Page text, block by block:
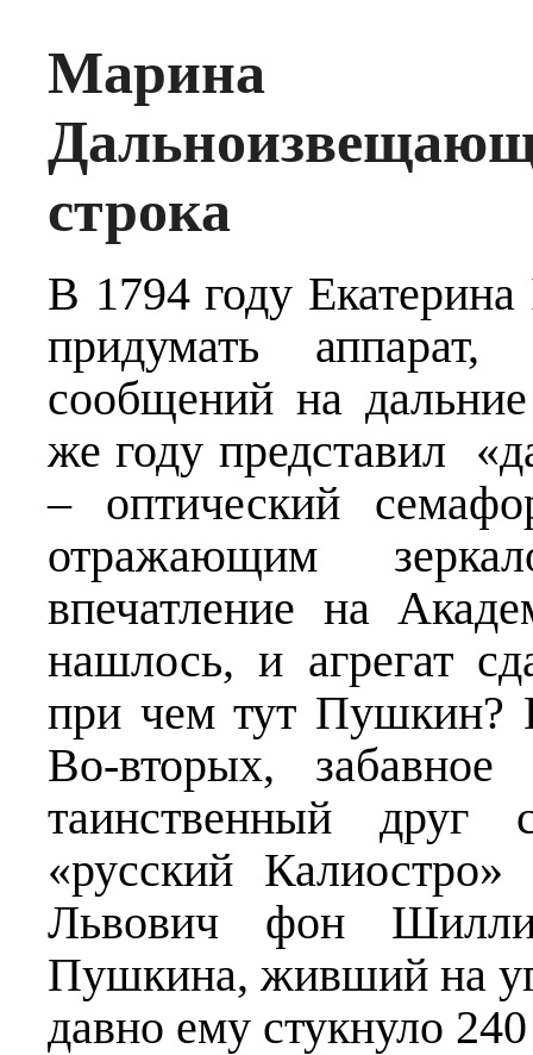
Марина
строка
В 1794 году
придумать
сообщений на
же году представил
– оптический
отражающим
впечатление на
нашлось, и агрегат
при чем тут Пушкин?
Во-вторых,
таинственный друг
«русский
Львович фон
Пушкина, живший на
давно ему стукнуло 240